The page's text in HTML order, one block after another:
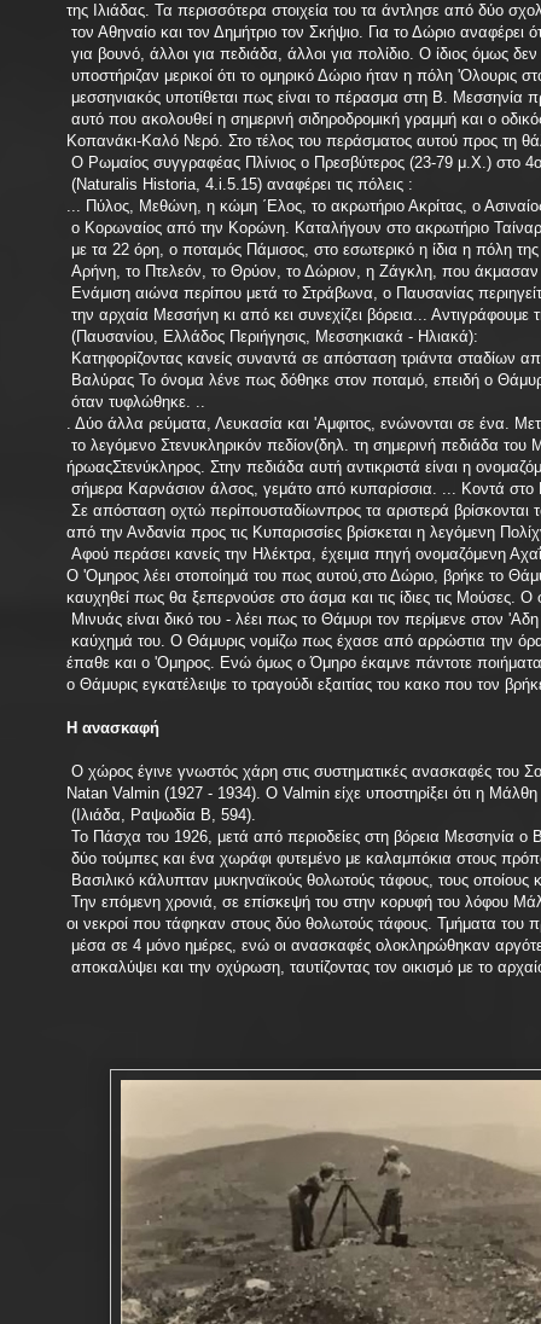
της Ιλιάδας. Τα περισσότερα στοιχεία του τα άντλησε από δύο
τον Αθηναίο και τον Δημήτριο τον Σκήψιο. Για το Δώριο αναφέρει
για βουνό, άλλοι για πεδιάδα, άλλοι για πολίδιο. Ο ίδιος όμως
υποστήριζαν μερικοί ότι το ομηρικό Δώριο ήταν η πόλη
μεσσηνιακός υποτίθεται πως είναι το πέρασμα στη Β. Μεσσηνία
αυτό που ακολουθεί η σημερινή σιδηροδρομική γραμμή και ο
Κοπανάκι-Καλό Νερό. Στο τέλος του περάσματος αυτού προς τη
Ο Ρωμαίος συγγραφέας Πλίνιος ο Πρεσβύτερος (23-79 μ.Χ.) στο 4ο
(Naturalis Historia, 4.i.5.15) αναφέρει τις πόλεις :
... Πύλος, Μεθώνη, η κώμη ΄Ελος, το ακρωτήριο Ακρίτας, ο
ο Κορωναίος από την Κορώνη. Καταλήγουν στο ακρωτήριο
με τα 22 όρη, ο ποταμός Πάμισος, στο εσωτερικό η ίδια η πόλη
Αρήνη, το Πτελεόν, το Θρύον, το Δώριον, η Ζάγκλη, που άκμασαν
Ενάμιση αιώνα περίπου μετά το Στράβωνα, ο Παυσανίας
την αρχαία Μεσσήνη κι από κει συνεχίζει βόρεια...
(Παυσανίου, Ελλάδος Περιήγησις, Μεσσηκιακά - Ηλιακά):
Κατηφορίζοντας κανείς συναντά σε απόσταση τριάντα σταδίων
Βαλύρας To όνομα λένε πως δόθηκε στον ποταμό, επειδή ο
όταν τυφλώθηκε. ..
. Δύο άλλα ρεύματα, Λευκασία και 'Αμφιτος, ενώνονται σε ένα.
το λεγόμενο Στενυκληρικόν πεδίον(δηλ. τη σημερινή πεδιάδα
ήρωαςΣτενύκληρος. Στην πεδιάδα αυτή αντικριστά είναι η
σήμερα Καρνάσιον άλσος, γεμάτο από κυπαρίσσια. ... Κοντά στο
Σε απόσταση οχτώ περίπουσταδίωvπρος τα αριστερά βρίσκονται
από την Ανδανία προς τις Κυπαρισσίες βρίσκεται η λεγόμενη
Αφού περάσει κανείς την Ηλέκτρα, έχειμια πηγή ονομαζόμενη
Ο 'Ομηρος λέει στοποίημά του πως αυτού,στο Δώριο, βρήκε το
καυχηθεί πως θα ξεπερνούσε στο άσμα και τις ίδιες τις
Μινυάς είναι δικό του - λέει πως το Θάμυρι τον περίμενε στον
καύχημά του. Ο Θάμυρις νομίζω πως έχασε από αρρώστια την
έπαθε και ο 'Ομηρος. Ενώ όμως ο Όμηρο έκαμνε πάντοτε
ο Θάμυρις εγκατέλειψε το τραγούδι εξαιτίας του κακο που τον
Η ανασκαφή
Ο χώρος έγινε γνωστός χάρη στις συστηματικές ανασκαφές του
Natan Valmin (1927 - 1934). Ο Valmin είχε υποστηρίξει ότι η
(Ιλιάδα, Ραψωδία Β, 594).
Το Πάσχα του 1926, μετά από περιοδείες στη βόρεια Μεσσηνία ο
δύο τούμπες και ένα χωράφι φυτεμένο με καλαμπόκια στους
Βασιλικό κάλυπταν μυκηναϊκούς θολωτούς τάφους, τους οποίους
Την επόμενη χρονιά, σε επίσκεψή του στην κορυφή του λόφου
οι νεκροί που τάφηκαν στους δύο θολωτούς τάφους. Τμήματα του
μέσα σε 4 μόνο ημέρες, ενώ οι ανασκαφές ολοκληρώθηκαν
αποκαλύψει και την οχύρωση, ταυτίζοντας τον οικισμό με το